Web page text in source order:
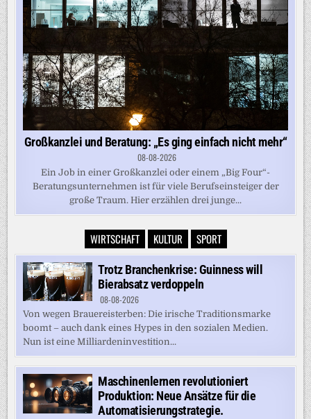
Großkanzlei und Beratung: „Es ging einfach nicht mehr“
08-08-2026
Ein Job in einer Großkanzlei oder einem „Big Four“-
Beratungsunternehmen ist für viele Berufseinsteiger der
große Traum. Hier erzählen drei junge...
WIRTSCHAFT KULTUR SPORT
Trotz Branchenkrise: Guinness will
Bierabsatz verdoppeln
08-08-2026
Von wegen Brauereisterben: Die irische Traditionsmarke
boomt – auch dank eines Hypes in den sozialen Medien.
Nun ist eine Milliardeninvestition...
Maschinenlernen revolutioniert
Produktion: Neue Ansätze für die
Automatisierungstrategie.